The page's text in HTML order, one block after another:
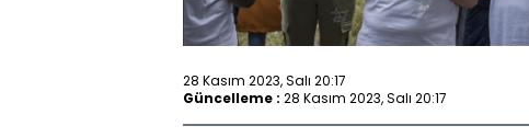
28 Kasım 2023, Salı 20:17
Güncelleme : 28 Kasım 2023, Salı 20:17